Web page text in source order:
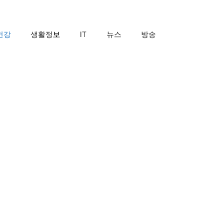
강 생활정보 IT 뉴스 방송